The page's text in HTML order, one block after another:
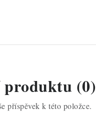
produktu (0)
příspěvek k této položce.